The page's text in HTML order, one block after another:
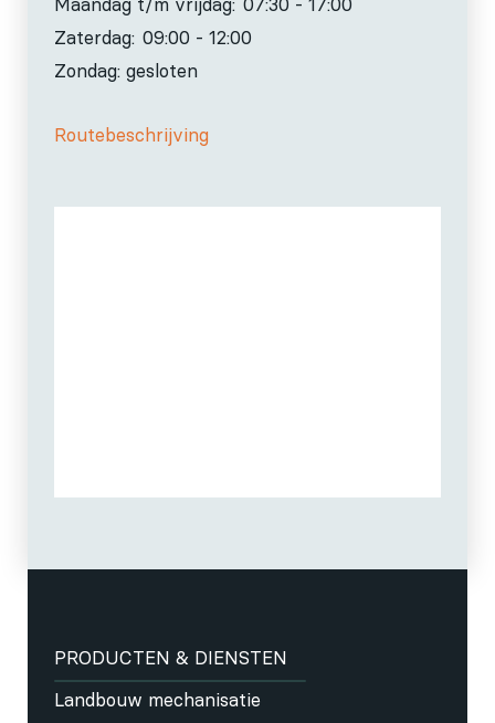
Maandag t/m vrijdag: 07:30 - 17:00
Zaterdag: 09:00 - 12:00
Zondag: gesloten
Routebeschrijving
PRODUCTEN & DIENSTEN
Landbouw mechanisatie